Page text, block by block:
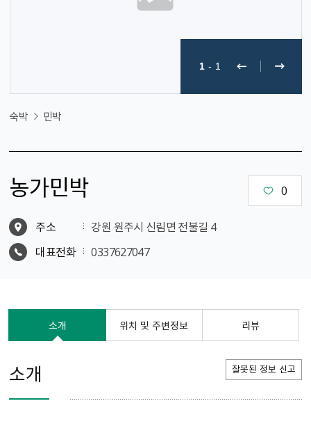
1 - 1
숙박 민박
농가민박 0
주소
강원 원주시 신림면 전불길 4
대표전화
0337627047
소개 위치 및 주변정보 리뷰
소개 잘못된 정보 신고